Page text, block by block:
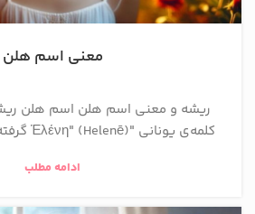
معنی اسم هلن
ریشه و معنی اسم هلن اسم هلن
کلمه‌ی یونانی "Ἑλένη" (Helenē) گرفته شده است که ب...
ادامه مطلب